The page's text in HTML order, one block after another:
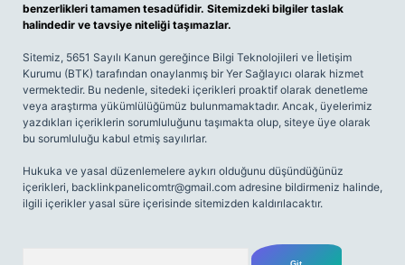
benzerlikleri tamamen tesadüfidir. Sitemizdeki bilgiler taslak
halindedir ve tavsiye niteliği taşımazlar.
Sitemiz, 5651 Sayılı Kanun gereğince Bilgi Teknolojileri ve İletişim
Kurumu (BTK) tarafından onaylanmış bir Yer Sağlayıcı olarak hizmet
vermektedir. Bu nedenle, sitedeki içerikleri proaktif olarak denetleme
veya araştırma yükümlülüğümüz bulunmamaktadır. Ancak, üyelerimiz
yazdıkları içeriklerin sorumluluğunu taşımakta olup, siteye üye olarak
bu sorumluluğu kabul etmiş sayılırlar.
Hukuka ve yasal düzenlemelere aykırı olduğunu düşündüğünüz
içerikleri, backlinkpanelicomtr@gmail.com adresine bildirmeniz halinde,
ilgili içerikler yasal süre içerisinde sitemizden kaldırılacaktır.